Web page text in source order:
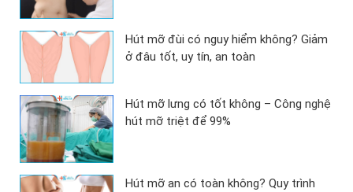
Hút mỡ đùi có nguy hiểm không? Giảm
ở đâu tốt, uy tín, an toàn
Hút mỡ lưng có tốt không – Công nghệ
hút mỡ triệt để 99%
Hút mỡ an có toàn không? Quy trình